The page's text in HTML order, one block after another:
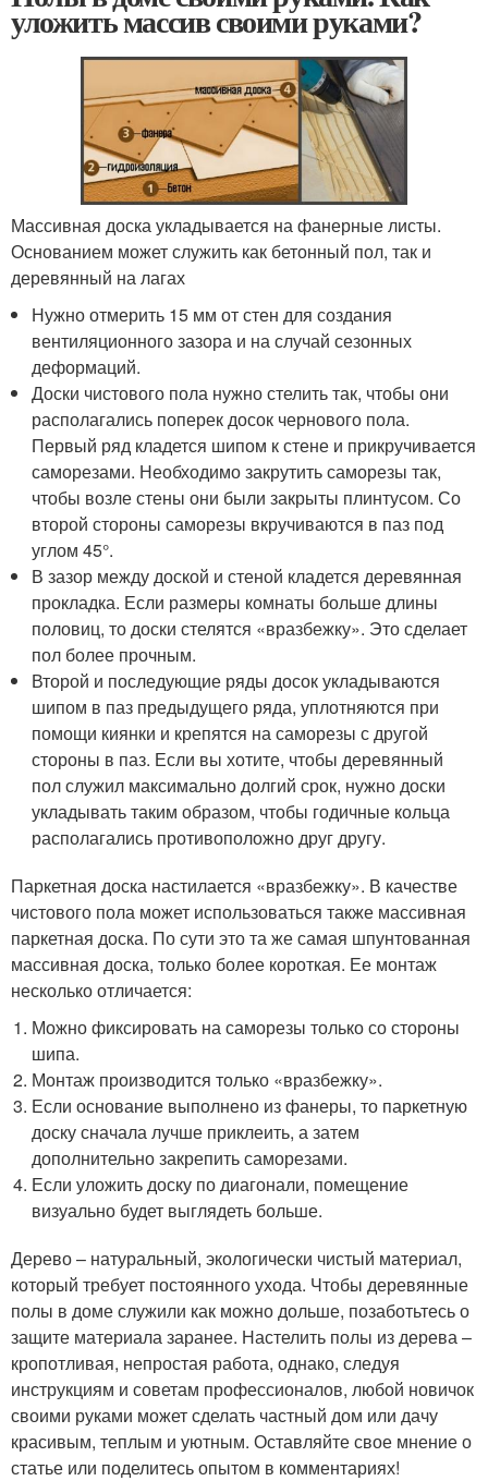
уложить массив своими руками?
Массивная доска укладывается на фанерные листы.
Основанием может служить как бетонный пол, так и
деревянный на лагах
Нужно отмерить 15 мм от стен для создания
вентиляционного зазора и на случай сезонных
деформаций.
Доски чистового пола нужно стелить так, чтобы они
располагались поперек досок чернового пола.
Первый ряд кладется шипом к стене и прикручивается
саморезами. Необходимо закрутить саморезы так,
чтобы возле стены они были закрыты плинтусом. Со
второй стороны саморезы вкручиваются в паз под
углом 45°.
В зазор между доской и стеной кладется деревянная
прокладка. Если размеры комнаты больше длины
половиц, то доски стелятся «вразбежку». Это сделает
пол более прочным.
Второй и последующие ряды досок укладываются
шипом в паз предыдущего ряда, уплотняются при
помощи киянки и крепятся на саморезы с другой
стороны в паз. Если вы хотите, чтобы деревянный
пол служил максимально долгий срок, нужно доски
укладывать таким образом, чтобы годичные кольца
располагались противоположно друг другу.
Паркетная доска настилается «вразбежку». В качестве
чистового пола может использоваться также массивная
паркетная доска. По сути это та же самая шпунтованная
массивная доска, только более короткая. Ее монтаж
несколько отличается:
Можно фиксировать на саморезы только со стороны
шипа.
Монтаж производится только «вразбежку».
Если основание выполнено из фанеры, то паркетную
доску сначала лучше приклеить, а затем
дополнительно закрепить саморезами.
Если уложить доску по диагонали, помещение
визуально будет выглядеть больше.
Дерево – натуральный, экологически чистый материал,
который требует постоянного ухода. Чтобы деревянные
полы в доме служили как можно дольше, позаботьтесь о
защите материала заранее. Настелить полы из дерева –
кропотливая, непростая работа, однако, следуя
инструкциям и советам профессионалов, любой новичок
своими руками может сделать частный дом или дачу
красивым, теплым и уютным. Оставляйте свое мнение о
статье или поделитесь опытом в комментариях!